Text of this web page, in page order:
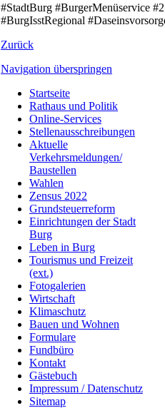
#StadtBurg #BurgerMenüservice
#BurgIsstRegional
Zurück
Navigation überspringen
Startseite
Rathaus und Politik
Online-Services
Stellenausschreibungen
Aktuelle
Verkehrsmeldungen/
Baustellen
Wahlen
Zensus 2022
Grundsteuerreform
Einrichtungen der Stadt
Burg
Leben in Burg
Tourismus und Freizeit
(ext.)
Fotogalerien
Wirtschaft
Klimaschutz
Bauen und Wohnen
Formulare
Fundbüro
Kontakt
Gästebuch
Impressum / Datenschutz
Sitemap